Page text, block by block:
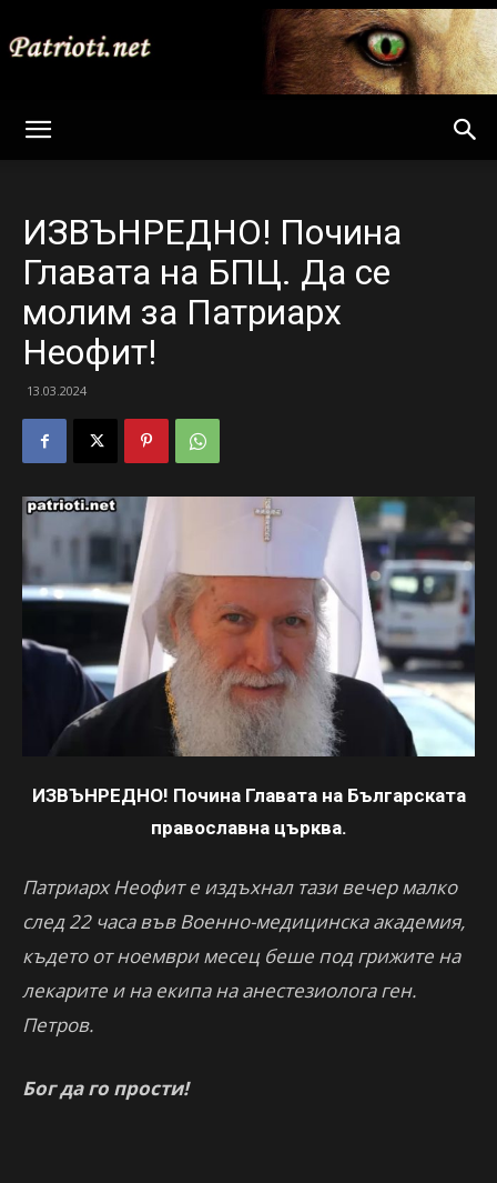
Net
ИЗВЪНРЕДНО! Почина
Главата на БПЦ. Да се
молим за Патриарх
Неофит!
13.03.2024
ИЗВЪНРЕДНО! Почина Главата на Българската
православна църква.
Патриарх Неофит е издъхнал тази вечер малко
след 22 часа във Военно-медицинска академия,
където от ноември месец беше под грижите на
лекарите и на екипа на анестезиолога ген.
Петров.
Бог да го прости!